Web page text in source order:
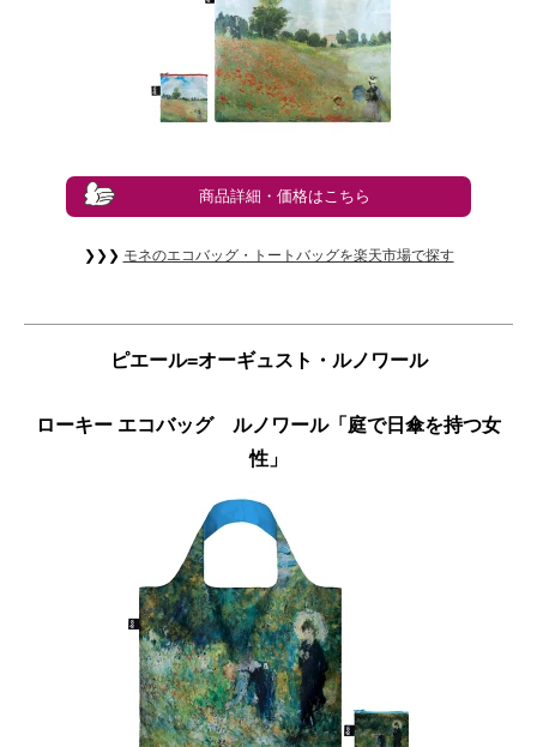
商品詳細・価格はこちら
❯❯❯ モネのエコバッグ・トートバッグを楽天市場で探す
ピエール=オーギュスト・ルノワール
ローキー エコバッグ ルノワール「庭で日傘を持つ女
性」